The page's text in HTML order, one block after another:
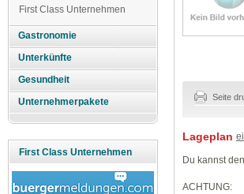
First Class Unternehmen
Gastronomie
Unterkünfte
Gesundheit
Unternehmerpakete
First Class Unternehmen
Seite
Lageplan
Du kannst
ACHTUNG: